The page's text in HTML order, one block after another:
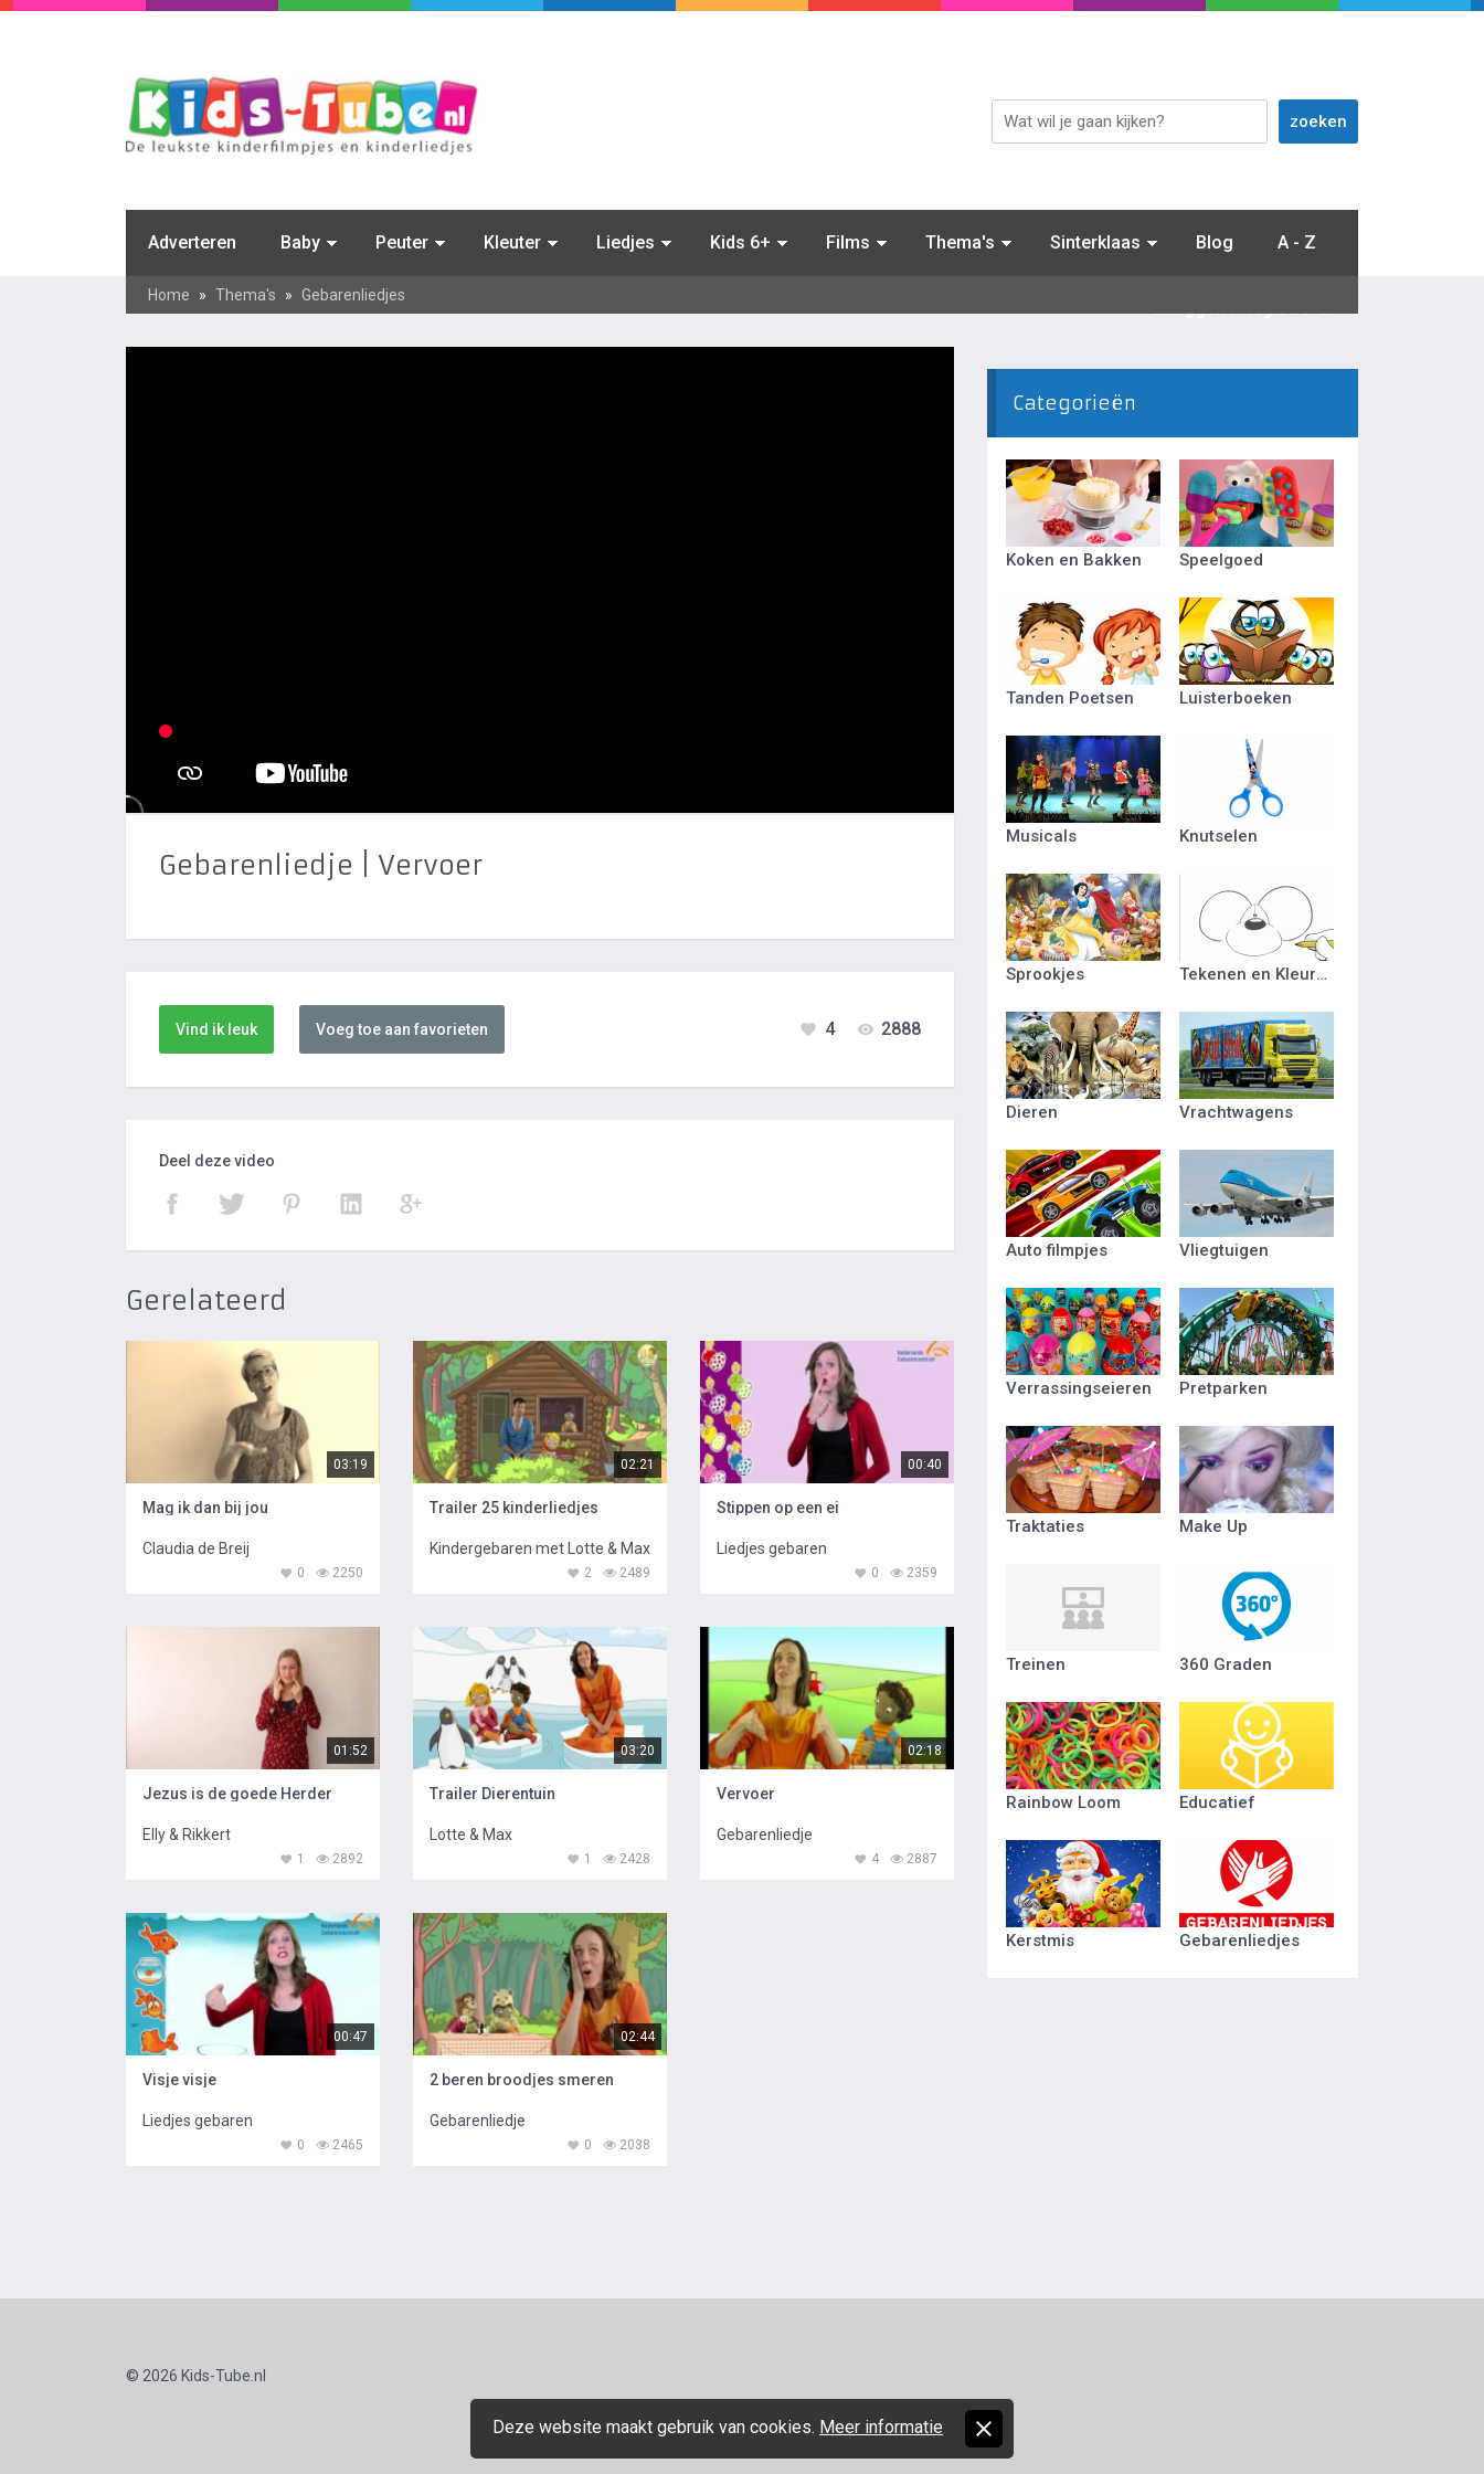
Adverteren Baby Peuter Kleuter Liedjes Kids 6+ Films Thema's Sinterklaas Blog A - Z
Inloggen / Registreren
Home » Thema's » Gebarenliedjes
Gebarenliedje | Vervoer
Vind ik leuk Voeg toe aan favorieten 2888
4
Deel deze video
Gerelateerd
03:19
Mag ik dan bij jou
Claudia de Breij
2250
0
02:21
Trailer 25 kinderliedjes
Kindergebaren met Lotte & Max
2489
2
00:40
Stippen op een ei
Liedjes gebaren
2359
0
01:52
Jezus is de goede Herder
Elly & Rikkert
2892
1
03:20
Trailer Dierentuin
Lotte & Max
2428
1
02:18
Vervoer
Gebarenliedje
2887
4
00:47
Visje visje
Liedjes gebaren
2465
0
02:44
2 beren broodjes smeren
Gebarenliedje
2038
0
Categorieën
Koken en Bakken Speelgoed
Tanden Poetsen Luisterboeken
Musicals Knutselen
Sprookjes Tekenen en Kleuren
Dieren Vrachtwagens
Auto filmpjes Vliegtuigen
Verrassingseieren Pretparken
Traktaties Make Up
Treinen 360 Graden
Rainbow Loom Educatief
Kerstmis Gebarenliedjes
Deze website maakt gebruik van cookies. Meer informatie
© 2026 Kids-Tube.nl